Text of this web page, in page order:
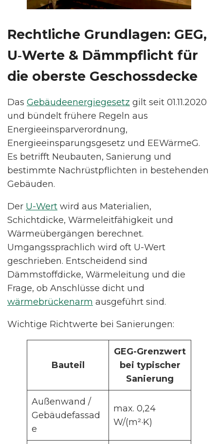
Rechtliche Grundlagen: GEG,
U‑Werte & Dämmpflicht für
die oberste Geschossdecke
Das Gebäudeenergiegesetz gilt seit 01.11.2020
und bündelt frühere Regeln aus
Energieeinsparverordnung,
Energieeinsparungsgesetz und EEWärmeG.
Es betrifft Neubauten, Sanierung und
bestimmte Nachrüstpflichten in bestehenden
Gebäuden.
Der U-Wert wird aus Materialien,
Schichtdicke, Wärmeleitfähigkeit und
Wärmeübergängen berechnet.
Umgangssprachlich wird oft U-Wert
geschrieben. Entscheidend sind
Dämmstoffdicke, Wärmeleitung und die
Frage, ob Anschlüsse dicht und
wärmebrückenarm ausgeführt sind.
Wichtige Richtwerte bei Sanierungen:
Bauteil
GEG-Grenzwert
bei typischer
Sanierung
Außenwand /
Gebäudefassad
e
max. 0,24
W/(m²·K)